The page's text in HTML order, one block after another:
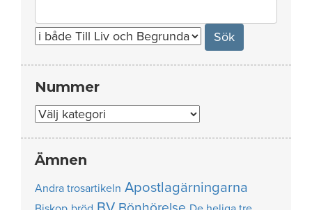
for:
Nummer
Nummer
Ämnen
Andra trosartikeln Apostlagärningarna